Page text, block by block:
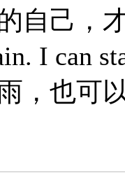
自己，
I can
，也可